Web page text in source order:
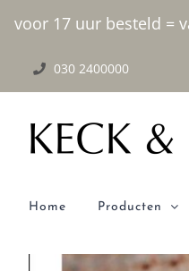
voor 17 uur besteld =
inhoud
030 2400000
Home Producten